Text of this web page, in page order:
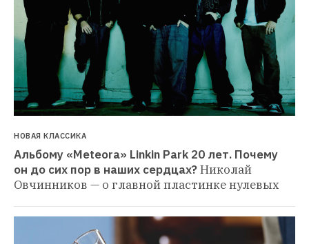
НОВАЯ КЛАССИКА
Альбому «Meteora» Linkin Park 20 лет. Почему
он до сих пор в наших сердцах?Николай
Овчинников — о главной пластинке нулевых